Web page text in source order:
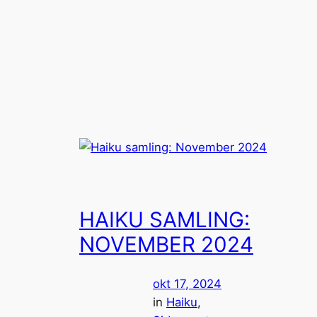
HAIKU SAMLING:
NOVEMBER 2024
okt 17, 2024
in Haiku